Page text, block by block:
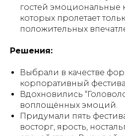
гостей эмоциональные
которых пролетает
положительных
Решения:
Выбрали в качестве
корпоративный
Вдохновились
воплощённых эмоций.
Придумали пять
восторг, ярость,